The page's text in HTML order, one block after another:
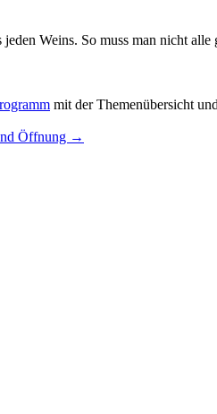
Weins. So muss man nicht alle
mit der Themenübersicht
Öffnung →